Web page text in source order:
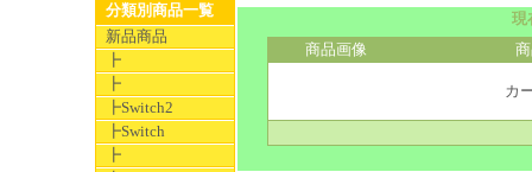
分類別商品一覧
新品商品
┣
┣
┣Switch2
┣Switch
┣
現
商品画像
カ